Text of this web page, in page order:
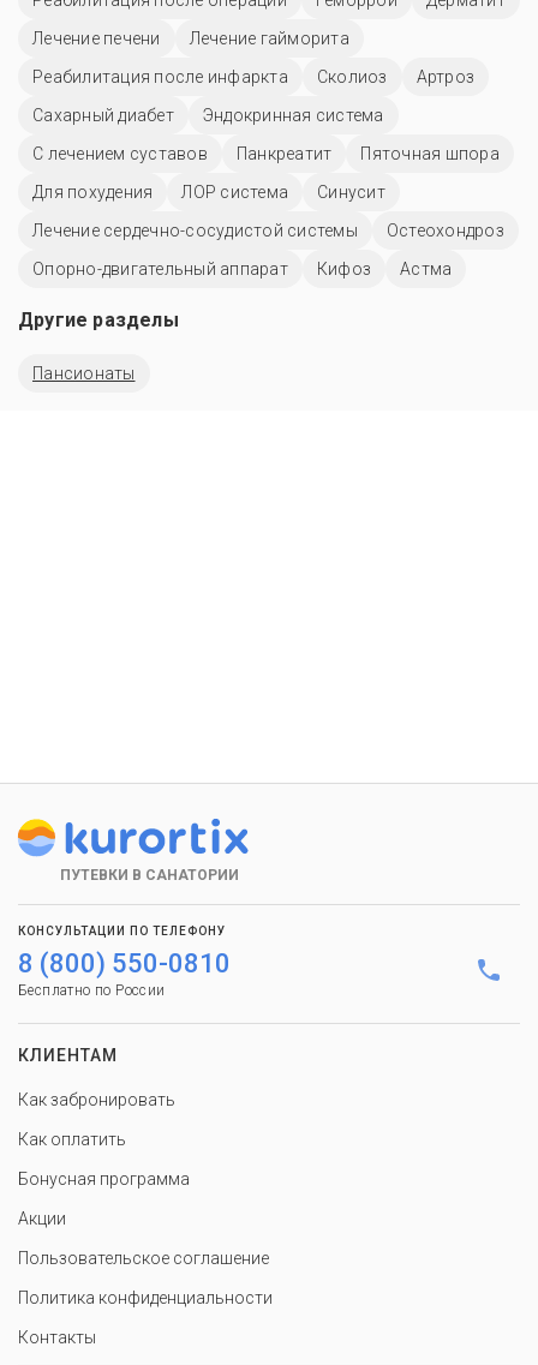
Лечение печени
Лечение гайморита
Реабилитация после инфаркта
Сколиоз
Артроз
Сахарный диабет
Эндокринная система
С лечением суставов
Панкреатит
Пяточная шпора
Для похудения
ЛОР система
Синусит
Лечение сердечно-сосудистой системы
Остеохондроз
Опорно-двигательный аппарат
Кифоз Астма
Другие разделы
Пансионаты
ПУТЕВКИ В САНАТОРИИ
КОНСУЛЬТАЦИИ ПО ТЕЛЕФОНУ
8 (800) 550-0810
Бесплатно по России
КЛИЕНТАМ
Как забронировать
Как оплатить
Бонусная программа
Акции
Пользовательское соглашение
Политика конфиденциальности
Контакты